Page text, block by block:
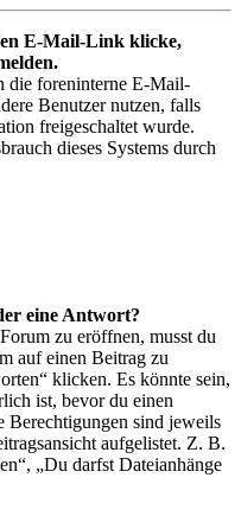
E-Mail-Link klicke,
die foreninterne E-Mail-
Benutzer nutzen, falls
freigeschaltet wurde.
dieses Systems durch
eine Antwort?
zu eröffnen, musst du
auf einen Beitrag zu
klicken. Es könnte sein,
ist, bevor du einen
Berechtigungen sind jeweils
aufgelistet. Z. B.
„Du darfst Dateianhänge